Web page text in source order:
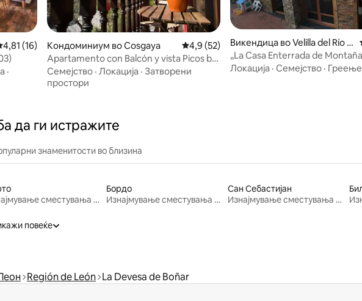
оцена: 4,81 од 5, 16 рецензии
4,81 (16)
·
Кондоминиум во Cosgaya Просечна оцена: 4,9 од 5, 52 рецензии
4,9 (52)
Apartamento con Balcón y vista Picos by
Río Cubo
Семејство · Локација · Затворени
простори
Викендица во Velilla del Río C
arrión
„La Casa Enterrada de Montaña
Palentina“ CR 34/361
Локација · Семејство · Греење
да ги истражите
знаменитости во близина
Изнајмување сместувања за одмор
Бордо
Изнајмување сместувања за одмор
Сан Себастијан
Изнајмување сместувања за одмор
повеќе
Región de León La Devesa de Boñar